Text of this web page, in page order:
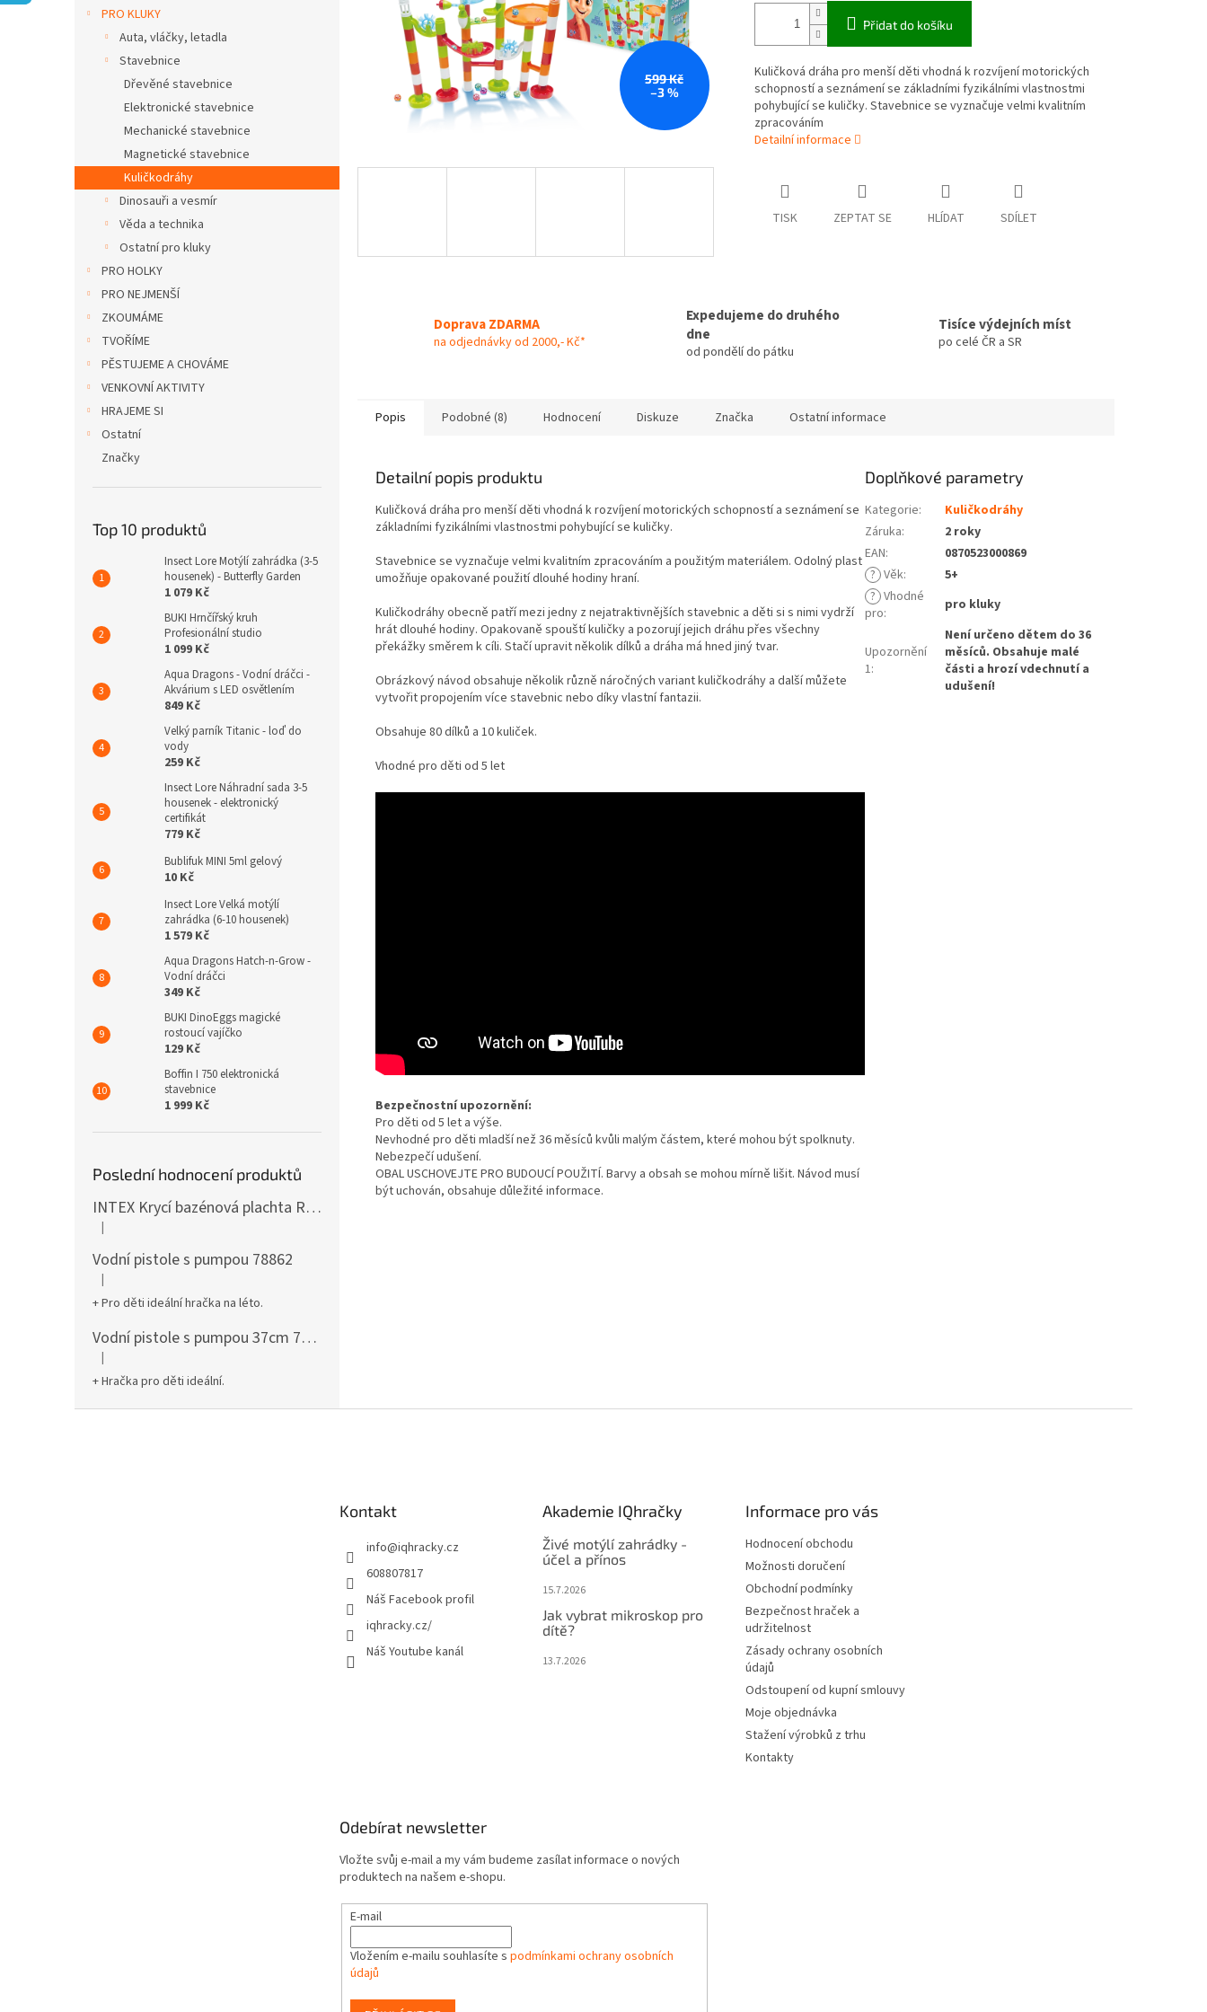
PRO KLUKY
Auta, vláčky, letadla
Stavebnice
Dřevěné stavebnice
Elektronické stavebnice
Mechanické stavebnice
Magnetické stavebnice
Kuličkodráhy
Dinosauři a vesmír
Věda a technika
Ostatní pro kluky
PRO HOLKY
PRO NEJMENŠÍ
ZKOUMÁME
TVOŘÍME
PĚSTUJEME A CHOVÁME
VENKOVNÍ AKTIVITY
HRAJEME SI
Ostatní
Značky
Top 10 produktů
Insect Lore Motýlí zahrádka (3-5
housenek) - Butterfly Garden
1 079 Kč
BUKI Hrnčířský kruh
Profesionální studio
1 099 Kč
Aqua Dragons - Vodní dráčci -
Akvárium s LED osvětlením
849 Kč
Velký parník Titanic - loď do
vody
259 Kč
Insect Lore Náhradní sada 3-5
housenek - elektronický
certifikát
779 Kč
Bublifuk MINI 5ml gelový
10 Kč
Insect Lore Velká motýlí
zahrádka (6-10 housenek)
1 579 Kč
Aqua Dragons Hatch-n-Grow -
Vodní dráčci
349 Kč
BUKI DinoEggs magické
rostoucí vajíčko
129 Kč
Boffin I 750 elektronická
stavebnice
1 999 Kč
Poslední hodnocení produktů
INTEX Krycí bazénová plachta Round 305cm 28030
Hodnocení produktu je 5 z 5 hvězdiček.
|
Vodní pistole s pumpou 78862
Hodnocení produktu je 5 z 5 hvězdiček.
|
+ Pro děti ideální hračka na léto.
Vodní pistole s pumpou 37cm 78961
Hodnocení produktu je 5 z 5 hvězdiček.
|
+ Hračka pro děti ideální.
599 Kč
–3 %
Přidat do košíku
Kuličková dráha pro menší děti vhodná k rozvíjení motorických
schopností a seznámení se základními fyzikálními vlastnostmi
pohybující se kuličky. Stavebnice se vyznačuje velmi kvalitním
zpracováním
Detailní informace
TISK ZEPTAT SE HLÍDAT SDÍLET
Doprava ZDARMA
na odjednávky od 2000,- Kč*
Expedujeme do druhého
dne
od pondělí do pátku
Tisíce výdejních míst
po celé ČR a SR
Popis Podobné (8) Hodnocení Diskuze Značka Ostatní informace
Detailní popis produktu
Kuličková dráha pro menší děti vhodná k rozvíjení motorických schopností a seznámení se
základními fyzikálními vlastnostmi pohybující se kuličky.
Stavebnice se vyznačuje velmi kvalitním zpracováním a použitým materiálem. Odolný plast
umožňuje opakované použití dlouhé hodiny hraní.
Kuličkodráhy obecně patří mezi jedny z nejatraktivnějších stavebnic a děti si s nimi vydrží
hrát dlouhé hodiny. Opakovaně spouští kuličky a pozorují jejich dráhu přes všechny
překážky směrem k cíli. Stačí upravit několik dílků a dráha má hned jiný tvar.
Obrázkový návod obsahuje několik různě náročných variant kuličkodráhy a další můžete
vytvořit propojením více stavebnic nebo díky vlastní fantazii.
Obsahuje 80 dílků a 10 kuliček.
Vhodné pro děti od 5 let
Bezpečnostní upozornění:
Pro děti od 5 let a výše.
Nevhodné pro děti mladší než 36 měsíců kvůli malým částem, které mohou být spolknuty.
Nebezpečí udušení.
OBAL USCHOVEJTE PRO BUDOUCÍ POUŽITÍ. Barvy a obsah se mohou mírně lišit. Návod musí
být uchován, obsahuje důležité informace.
Doplňkové parametry
Kategorie:
Kuličkodráhy
Záruka:
2 roky
EAN:
0870523000869
? Věk:
5+
? Vhodné
pro: pro kluky
Upozornění
1:
Není určeno dětem do 36
měsíců. Obsahuje malé
části a hrozí vdechnutí a
udušení!
Kontakt
info@iqhracky.cz
608807817
Náš Facebook profil
iqhracky.cz/
Náš Youtube kanál
Akademie IQhračky
Živé motýlí zahrádky -
účel a přínos
15.7.2026
Jak vybrat mikroskop pro
dítě?
13.7.2026
Informace pro vás
Hodnocení obchodu
Možnosti doručení
Obchodní podmínky
Bezpečnost hraček a
udržitelnost
Zásady ochrany osobních
údajů
Odstoupení od kupní smlouvy
Moje objednávka
Stažení výrobků z trhu
Kontakty
Odebírat newsletter
Vložte svůj e-mail a my vám budeme zasílat informace o nových
produktech na našem e-shopu.
E-mail
Vložením e-mailu souhlasíte s podmínkami ochrany osobních
údajů